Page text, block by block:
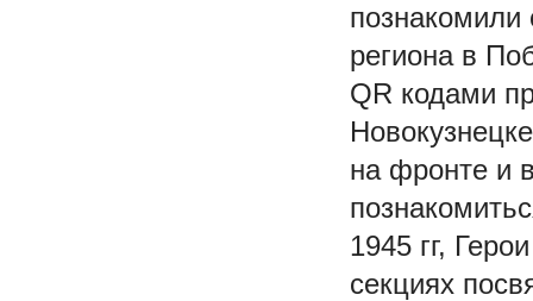
региона в
QR кодами
на фронте и
1945 гг,
секциях